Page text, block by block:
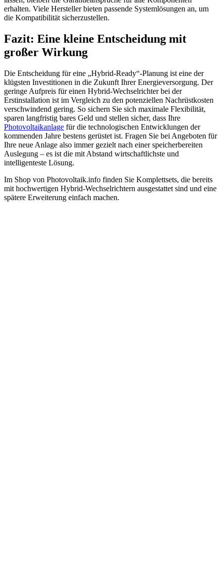
erhalten. Viele Hersteller bieten passende Systemlösungen an, um
die Kompatibilität sicherzustellen.
Fazit: Eine kleine Entscheidung mit
großer Wirkung
Die Entscheidung für eine „Hybrid-Ready“-Planung ist eine der
klügsten Investitionen in die Zukunft Ihrer Energieversorgung. Der
geringe Aufpreis für einen Hybrid-Wechselrichter bei der
Erstinstallation ist im Vergleich zu den potenziellen Nachrüstkosten
verschwindend gering. So sichern Sie sich maximale Flexibilität,
sparen langfristig bares Geld und stellen sicher, dass Ihre
Photovoltaikanlage für die technologischen Entwicklungen der
kommenden Jahre bestens gerüstet ist. Fragen Sie bei Angeboten für
Ihre neue Anlage also immer gezielt nach einer speicherbereiten
Auslegung – es ist die mit Abstand wirtschaftlichste und
intelligenteste Lösung.
Im Shop von Photovoltaik.info finden Sie Komplettsets, die bereits
mit hochwertigen Hybrid-Wechselrichtern ausgestattet sind und eine
spätere Erweiterung einfach machen.